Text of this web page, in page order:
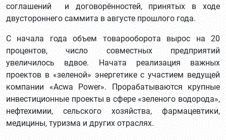
соглашений и договорённостей, принятых в ходе
двустороннего саммита в августе прошлого года.
С начала года объем товарооборота вырос на 20
процентов, число совместных предприятий
увеличилось вдвое. Начата реализация важных
проектов в «зеленой» энергетике с участием ведущей
компании «Acwa Power». Прорабатываются крупные
инвестиционные проекты в сфере «зеленого водорода»,
нефтехимии, сельского хозяйства, фармацевтики,
медицины, туризма и других отраслях.